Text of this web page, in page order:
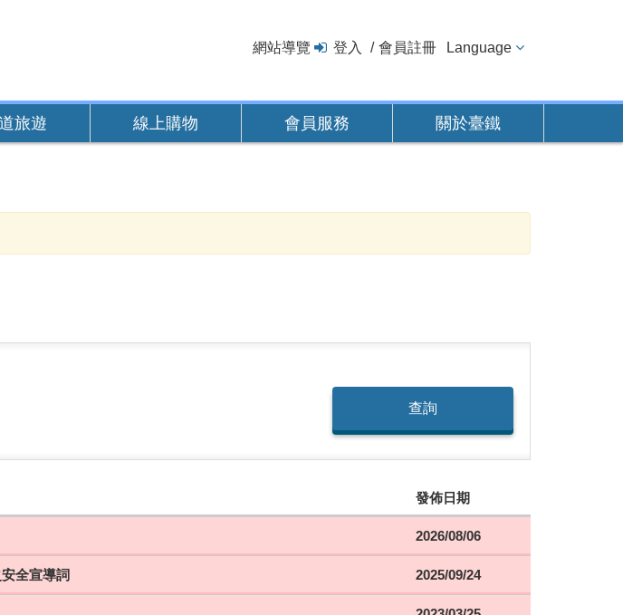
網站導覽 登入 會員註冊 Language
旅遊 線上購物 會員服務 關於臺鐵
查詢
發佈日期
2026/08/06
全宣導詞 2025/09/24